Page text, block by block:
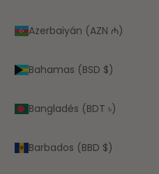
Azerbaiyán (AZN ₼)
Bahamas (BSD $)
Bangladés (BDT ৳)
Barbados (BBD $)